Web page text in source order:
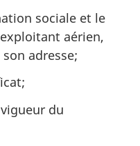
sociale et le
aérien,
adresse;
du